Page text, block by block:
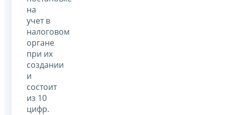
на
учет в
налоговом
органе
при их
создании
и
состоит
из 10
цифр.